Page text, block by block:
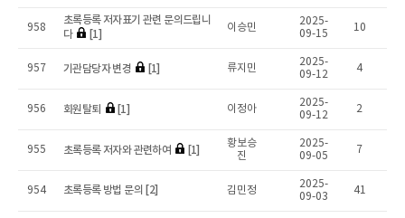
958
초록등록 저자표기 관련 문의드립니
다
[1] 이승민
2025-
09-15
10
957 기관담당자 변경 [1] 류지민
2025-
09-12
4
956 회원탈퇴 [1] 이정아
2025-
09-12
2
955 초록등록 저자와 관련하여 [1]
황보승
진
2025-
09-05
7
954 초록등록 방법 문의 [2] 김민정
2025-
09-03
41